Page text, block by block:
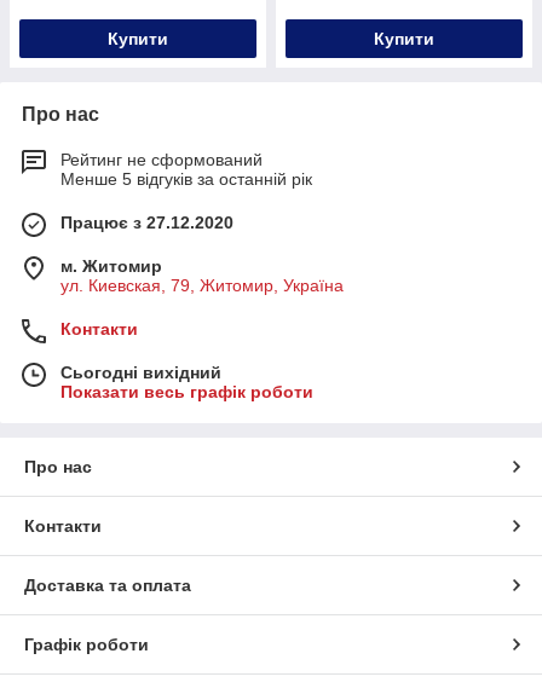
Купити Купити
Про нас
Рейтинг не сформований
Менше 5 відгуків за останній рік
Працює з 27.12.2020
м. Житомир
ул. Киевская, 79, Житомир, Україна
Контакти
Сьогодні вихідний
Показати весь графік роботи
Про нас
Контакти
Доставка та оплата
Графік роботи